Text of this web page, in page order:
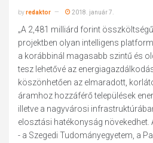
byredaktor 2018. január 7.
„A 2,481 milliárd forint
projektben olyan intelligens
a korábbinál magasabb szintű és
tesz lehetővé az
köszönhetően az elmaradott,
áramhoz hozzáférő települések
illetve a nagyvárosi
elosztási hatékonyság növekedhet.
- a Szegedi Tudományegyetem, a